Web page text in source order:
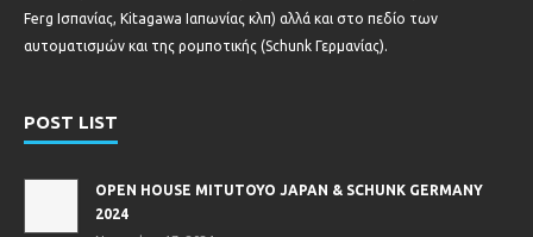
Ferg Ισπανίας, Kitagawa Ιαπωνίας κλπ) αλλά και στο πεδίο των
αυτοματισμών και της ρομποτικής (Schunk Γερμανίας).
POST LIST
OPEN HOUSE MITUTOYO JAPAN & SCHUNK GERMANY
2024